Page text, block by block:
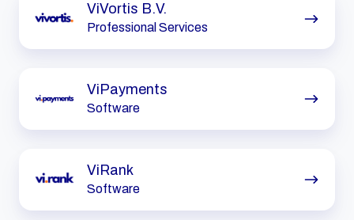
ViVortis B.V.
Professional Services
B.V.
ViPayments
Software
ViRank
Software